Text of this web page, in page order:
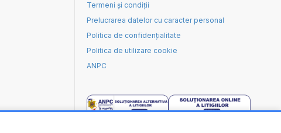
Termeni și condiții
Prelucrarea datelor cu caracter personal
Politica de confidențialitate
Politica de utilizare cookie
ANPC